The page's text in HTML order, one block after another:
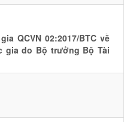
QCVN 02:2017/BTC về
gia do Bộ trưởng Bộ Tài